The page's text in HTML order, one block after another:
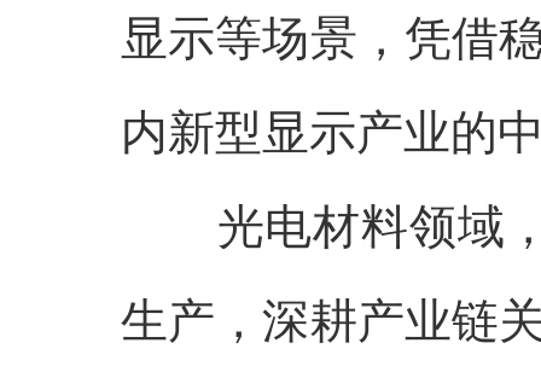
显示等场景，凭借
内新型显示产业的
光电材料领域
生产，深耕产业链